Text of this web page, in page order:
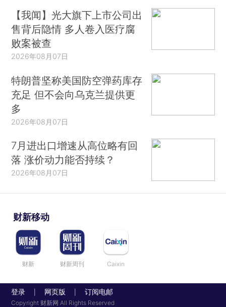
【我闻】光大旗下上市公司出
售背后隐情 多人卷入医疗腐
败案被查
2026年08月07日
特朗普坚称美国防空弹药库存
充足 但不会向乌克兰提供更
多
2026年08月07日
7月进出口增速从高位略有回
落 涨价动力能否持续？
2026年08月07日
财新移动
财新 财新周刊 Caixin
登录 网页版 订阅电邮
Copyright 财新网 All Rights Reserved